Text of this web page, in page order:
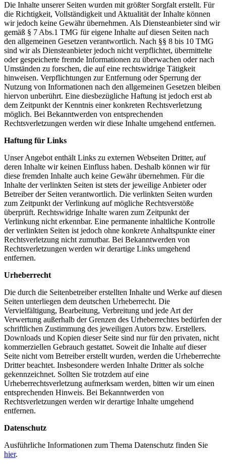
Die Inhalte unserer Seiten wurden mit größter Sorgfalt erstellt. Für
die Richtigkeit, Vollständigkeit und Aktualität der Inhalte können
wir jedoch keine Gewähr übernehmen. Als Diensteanbieter sind wir
gemäß § 7 Abs.1 TMG für eigene Inhalte auf diesen Seiten nach
den allgemeinen Gesetzen verantwortlich. Nach §§ 8 bis 10 TMG
sind wir als Diensteanbieter jedoch nicht verpflichtet, übermittelte
oder gespeicherte fremde Informationen zu überwachen oder nach
Umständen zu forschen, die auf eine rechtswidrige Tätigkeit
hinweisen. Verpflichtungen zur Entfernung oder Sperrung der
Nutzung von Informationen nach den allgemeinen Gesetzen bleiben
hiervon unberührt. Eine diesbezügliche Haftung ist jedoch erst ab
dem Zeitpunkt der Kenntnis einer konkreten Rechtsverletzung
möglich. Bei Bekanntwerden von entsprechenden
Rechtsverletzungen werden wir diese Inhalte umgehend entfernen.
Haftung für Links
Unser Angebot enthält Links zu externen Webseiten Dritter, auf
deren Inhalte wir keinen Einfluss haben. Deshalb können wir für
diese fremden Inhalte auch keine Gewähr übernehmen. Für die
Inhalte der verlinkten Seiten ist stets der jeweilige Anbieter oder
Betreiber der Seiten verantwortlich. Die verlinkten Seiten wurden
zum Zeitpunkt der Verlinkung auf mögliche Rechtsverstöße
überprüft. Rechtswidrige Inhalte waren zum Zeitpunkt der
Verlinkung nicht erkennbar. Eine permanente inhaltliche Kontrolle
der verlinkten Seiten ist jedoch ohne konkrete Anhaltspunkte einer
Rechtsverletzung nicht zumutbar. Bei Bekanntwerden von
Rechtsverletzungen werden wir derartige Links umgehend
entfernen.
Urheberrecht
Die durch die Seitenbetreiber erstellten Inhalte und Werke auf diesen
Seiten unterliegen dem deutschen Urheberrecht. Die
Vervielfältigung, Bearbeitung, Verbreitung und jede Art der
Verwertung außerhalb der Grenzen des Urheberrechtes bedürfen der
schriftlichen Zustimmung des jeweiligen Autors bzw. Erstellers.
Downloads und Kopien dieser Seite sind nur für den privaten, nicht
kommerziellen Gebrauch gestattet. Soweit die Inhalte auf dieser
Seite nicht vom Betreiber erstellt wurden, werden die Urheberrechte
Dritter beachtet. Insbesondere werden Inhalte Dritter als solche
gekennzeichnet. Sollten Sie trotzdem auf eine
Urheberrechtsverletzung aufmerksam werden, bitten wir um einen
entsprechenden Hinweis. Bei Bekanntwerden von
Rechtsverletzungen werden wir derartige Inhalte umgehend
entfernen.
Datenschutz
Ausführliche Informationen zum Thema Datenschutz finden Sie
hier.